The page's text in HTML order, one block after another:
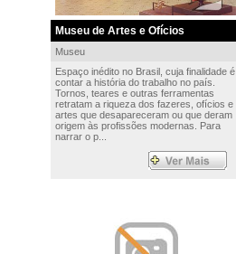
Museu de Artes e Ofícios
Museu
Espaço inédito no Brasil, cuja finalidade é
contar a história do trabalho no país.
Tornos, teares e outras ferramentas
retratam a riqueza dos fazeres, ofícios e
artes que desapareceram ou que deram
origem às profissões modernas. Para
narrar o p...